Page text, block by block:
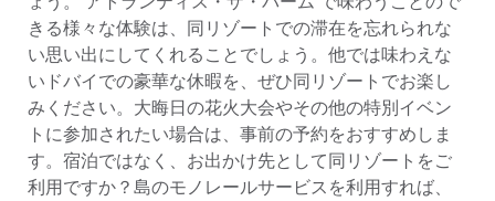
きる様々な体験は、同リゾートでの滞在を忘れられな
い思い出にしてくれることでしょう。他では味わえな
いドバイでの豪華な休暇を、ぜひ同リゾートでお楽し
みください。大晦日の花火大会やその他の特別イベン
トに参加されたい場合は、事前の予約をおすすめしま
す。宿泊ではなく、お出かけ先として同リゾートをご
利用ですか？島のモノレールサービスを利用すれば、